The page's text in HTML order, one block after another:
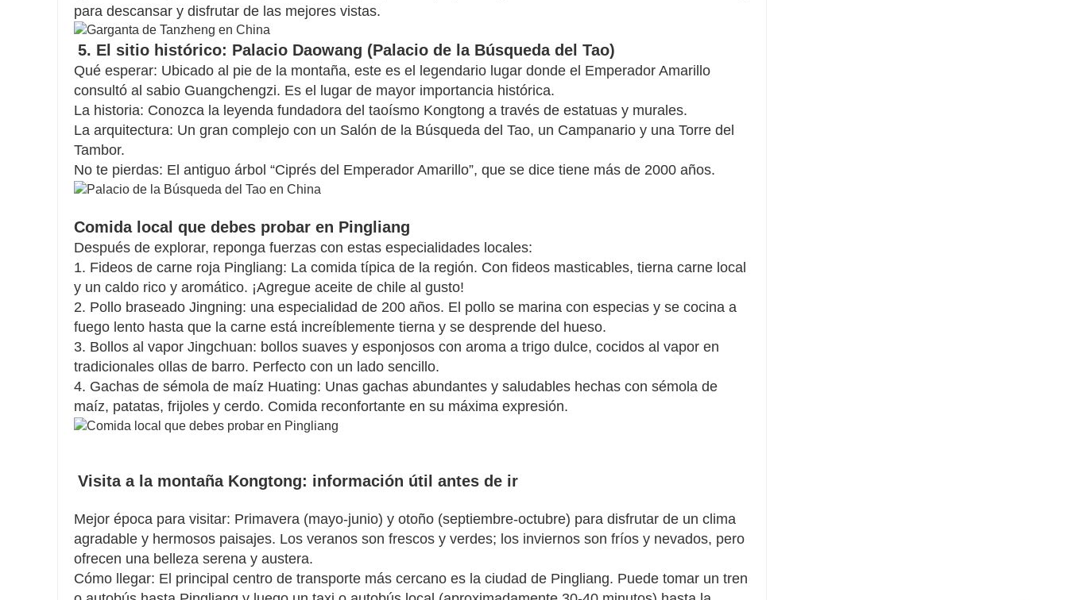
para descansar y disfrutar de las mejores vistas.
5. El sitio histórico: Palacio Daowang (Palacio de la Búsqueda del Tao)
Qué esperar: Ubicado al pie de la montaña, este es el legendario lugar donde el Emperador Amarillo
consultó al sabio Guangchengzi. Es el lugar de mayor importancia histórica.
La historia: Conozca la leyenda fundadora del taoísmo Kongtong a través de estatuas y murales.
La arquitectura: Un gran complejo con un Salón de la Búsqueda del Tao, un Campanario y una Torre del
Tambor.
No te pierdas: El antiguo árbol “Ciprés del Emperador Amarillo”, que se dice tiene más de 2000 años.
Comida local que debes probar en Pingliang
Después de explorar, reponga fuerzas con estas especialidades locales:
1. Fideos de carne roja Pingliang: La comida típica de la región. Con fideos masticables, tierna carne local
y un caldo rico y aromático. ¡Agregue aceite de chile al gusto!
2. Pollo braseado Jingning: una especialidad de 200 años. El pollo se marina con especias y se cocina a
fuego lento hasta que la carne está increíblemente tierna y se desprende del hueso.
3. Bollos al vapor Jingchuan: bollos suaves y esponjosos con aroma a trigo dulce, cocidos al vapor en
tradicionales ollas de barro. Perfecto con un lado sencillo.
4. Gachas de sémola de maíz Huating: Unas gachas abundantes y saludables hechas con sémola de
maíz, patatas, frijoles y cerdo. Comida reconfortante en su máxima expresión.
Visita a la montaña Kongtong: información útil antes de ir
Mejor época para visitar: Primavera (mayo-junio) y otoño (septiembre-octubre) para disfrutar de un clima
agradable y hermosos paisajes. Los veranos son frescos y verdes; los inviernos son fríos y nevados, pero
ofrecen una belleza serena y austera.
Cómo llegar: El principal centro de transporte más cercano es la ciudad de Pingliang. Puede tomar un tren